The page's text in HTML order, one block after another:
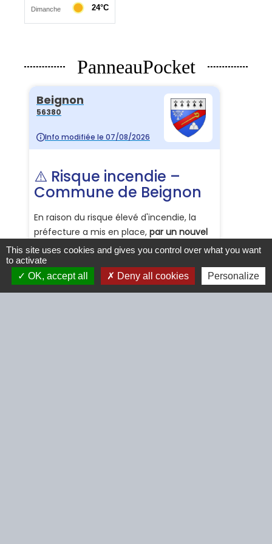
PanneauPocket
This site uses cookies and gives you control over what you want
to activate
OK, accept all
Deny all cookies Personalize